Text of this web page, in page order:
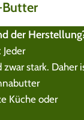
Butter
der
stark. Daher
Küche oder